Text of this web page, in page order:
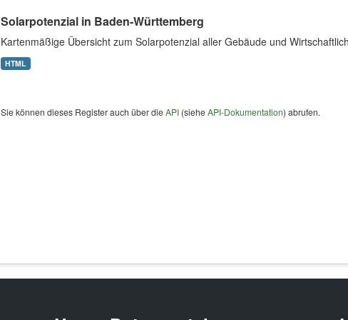
Solarpotenzial in Baden-Württemberg
Kartenmäßige Übersicht zum Solarpotenzial aller Gebäude und
HTML
Sie können dieses Register auch über dieAPI(sieheAPI-Dokumentation) abrufen.